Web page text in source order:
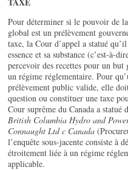
Pour déterminer si le pouvoir de
global est un prélèvement
taxe, la Cour d’appel a statué
essence et sa substance (c’est-à-
percevoir des recettes pour un
un régime réglementaire. Pour
prélèvement public valide, elle
question ou constituer une taxe
Cour suprême du Canada a statué
British Columbia Hydro and
Connaught Ltd c Canada
l’enquête sous-jacente consiste à
étroitement liée à un régime
applicable.